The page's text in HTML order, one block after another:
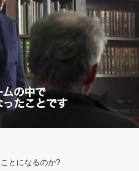
とになるのか?